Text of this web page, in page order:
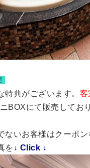
特典がございます。 客
BOXにて販売してお
ないお客様はクーポン
を ↓ Click ↓